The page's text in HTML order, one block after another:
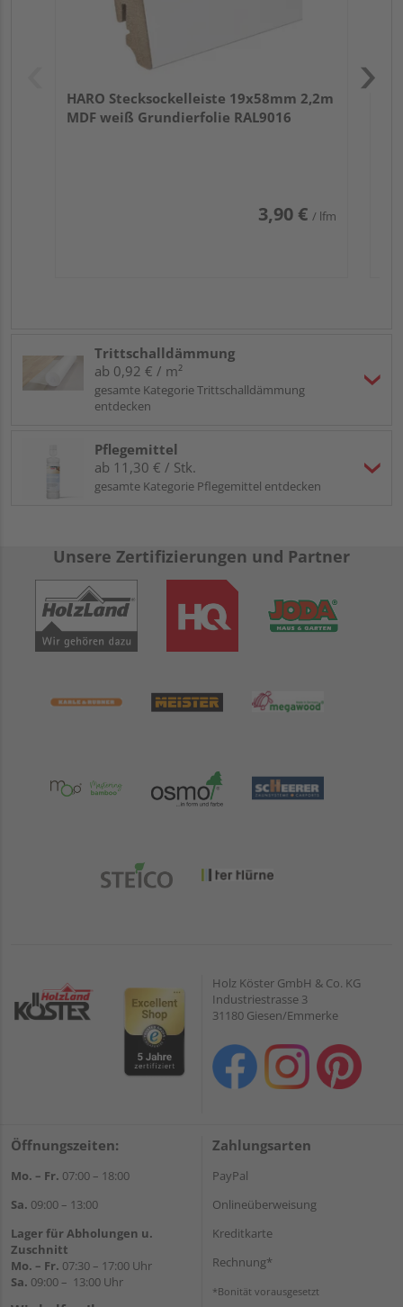
HARO Stecksockelleiste 19x58mm 2,2m
MDF weiß Grundierfolie RAL9016
3,90 € / lfm
Trittschalldämmung
ab 0,92 € / m²
gesamte Kategorie Trittschalldämmung
entdecken
Pflegemittel
ab 11,30 € / Stk.
gesamte Kategorie Pflegemittel entdecken
Unsere Zertifizierungen und Partner
Holz Köster GmbH & Co. KG
Industriestrasse 3
31180 Giesen/Emmerke
Öffnungszeiten:
Mo. – Fr. 07:00 – 18:00
Sa. 09:00 – 13:00
Lager für Abholungen u.
Zuschnitt
Mo. – Fr. 07:30 – 17:00 Uhr
Sa. 09:00 – 13:00 Uhr
Zahlungsarten
PayPal
Onlineüberweisung
Kreditkarte
Rechnung*
*Bonität vorausgesetzt